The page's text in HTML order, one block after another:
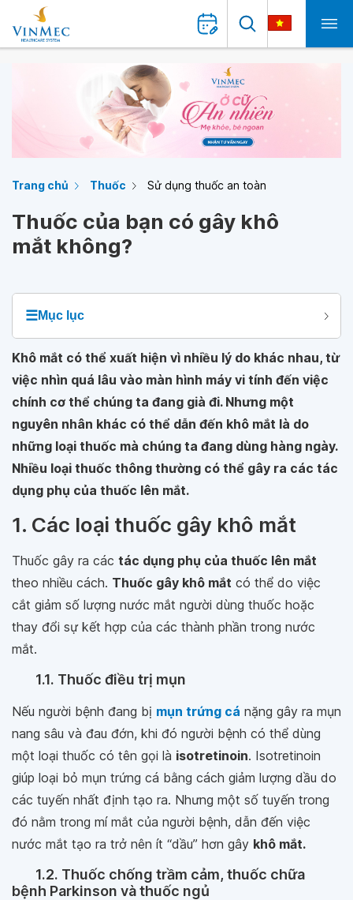
Trang chủ Thuốc Sử dụng thuốc an toàn
Thuốc của bạn có gây khô
mắt không?
☰Mục lục
Khô mắt có thể xuất hiện vì nhiều lý do khác nhau, từ
việc nhìn quá lâu vào màn hình máy vi tính đến việc
chính cơ thể chúng ta đang già đi. Nhưng một
nguyên nhân khác có thể dẫn đến khô mắt là do
những loại thuốc mà chúng ta đang dùng hàng ngày.
Nhiều loại thuốc thông thường có thể gây ra các tác
dụng phụ của thuốc lên mắt.
1. Các loại thuốc gây khô mắt
Thuốc gây ra các tác dụng phụ của thuốc lên mắt
theo nhiều cách. Thuốc gây khô mắt có thể do việc
cắt giảm số lượng nước mắt người dùng thuốc hoặc
thay đổi sự kết hợp của các thành phần trong nước
mắt.
1.1. Thuốc điều trị mụn
Nếu người bệnh đang bị mụn trứng cá nặng gây ra mụn
nang sâu và đau đớn, khi đó người bệnh có thể dùng
một loại thuốc có tên gọi là isotretinoin. Isotretinoin
giúp loại bỏ mụn trứng cá bằng cách giảm lượng dầu do
các tuyến nhất định tạo ra. Nhưng một số tuyến trong
đó nằm trong mí mắt của người bệnh, dẫn đến việc
nước mắt tạo ra trở nên ít “dầu” hơn gây khô mắt.
1.2. Thuốc chống trầm cảm, thuốc chữa
bệnh Parkinson và thuốc ngủ